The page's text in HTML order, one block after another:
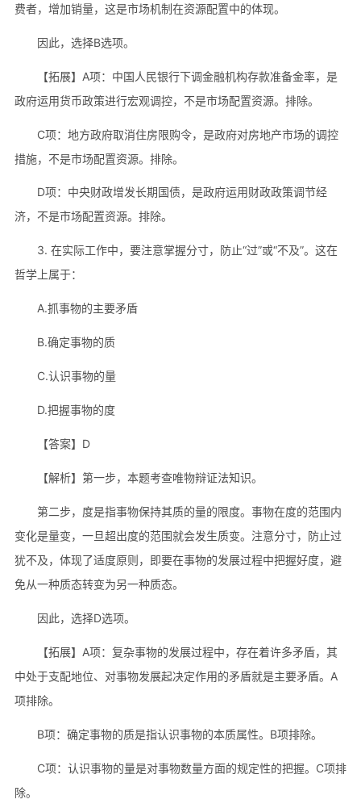
费者，增加销量，这是市场机制在资源配置中的体现。
因此，选择B选项。
【拓展】A项：中国人民银行下调金融机构存款准备金率，是
政府运用货币政策进行宏观调控，不是市场配置资源。排除。
C项：地方政府取消住房限购令，是政府对房地产市场的调控
措施，不是市场配置资源。排除。
D项：中央财政增发长期国债，是政府运用财政政策调节经
济，不是市场配置资源。排除。
3. 在实际工作中，要注意掌握分寸，防止“过”或“不及”。这在
哲学上属于：
A.抓事物的主要矛盾
B.确定事物的质
C.认识事物的量
D.把握事物的度
【答案】D
【解析】第一步，本题考查唯物辩证法知识。
第二步，度是指事物保持其质的量的限度。事物在度的范围内
变化是量变，一旦超出度的范围就会发生质变。注意分寸，防止过
犹不及，体现了适度原则，即要在事物的发展过程中把握好度，避
免从一种质态转变为另一种质态。
因此，选择D选项。
【拓展】A项：复杂事物的发展过程中，存在着许多矛盾，其
中处于支配地位、对事物发展起决定作用的矛盾就是主要矛盾。A
项排除。
B项：确定事物的质是指认识事物的本质属性。B项排除。
C项：认识事物的量是对事物数量方面的规定性的把握。C项排
除。